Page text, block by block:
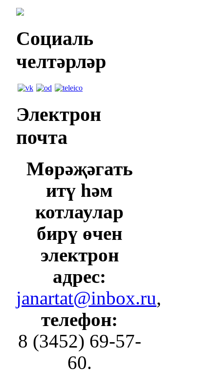
Социаль
челтәрләр
Электрон
почта
Мөрәҗәгать
итү һәм
котлаулар
бирү өчен
электрон
адрес:
janartat@inbox.ru,
телефон:
8 (3452) 69-57-
60.